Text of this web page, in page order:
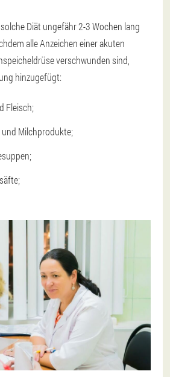
Diät ungefähr 2-3 Wochen lang
alle Anzeichen einer akuten
verschwunden sind,
hinzugefügt:
Fleisch;
Milchprodukte;